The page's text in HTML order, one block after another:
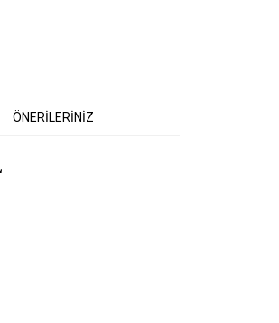
ÖNERİLERİNİZ